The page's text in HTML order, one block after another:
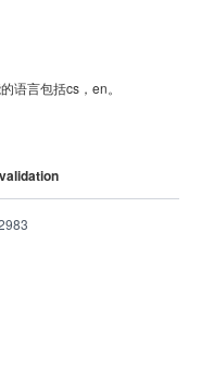
语言包括cs，en。
validation